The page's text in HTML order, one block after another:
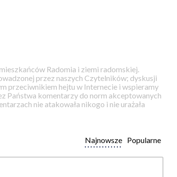
Radomia i ziemi radomskiej.
przez naszych Czytelników; dyskusji
przeciwnikiem hejtu w Internecie i wspieramy
Państwa komentarzy do norm akceptowanych
nie atakowała nikogo i nie urażała
Popularne
Najnowsze